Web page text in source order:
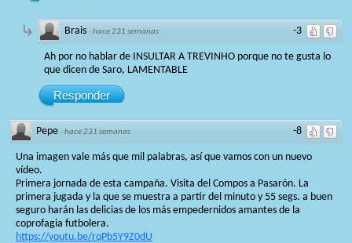
-3
Brais ·hace 231 semanas
Ah por no hablar de INSULTAR A TREVINHO porque no te gusta lo
que dicen de Saro, LAMENTABLE
Responder
-8
Pepe ·hace 231 semanas
Una imagen vale más que mil palabras, así que vamos con un nuevo
vídeo.
Primera jornada de esta campaña. Visita del Compos a Pasarón. La
primera jugada y la que se muestra a partir del minuto y 55 segs. a buen
seguro harán las delicias de los más empedernidos amantes de la
coprofagia futbolera.
https://youtu.be/rqPb5Y9Z0dU